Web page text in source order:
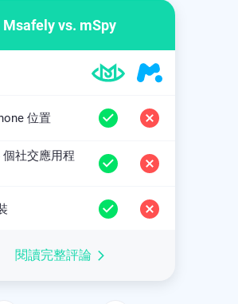
Msafely vs. mSpy
位置
個社交應用程
閱讀完整評論